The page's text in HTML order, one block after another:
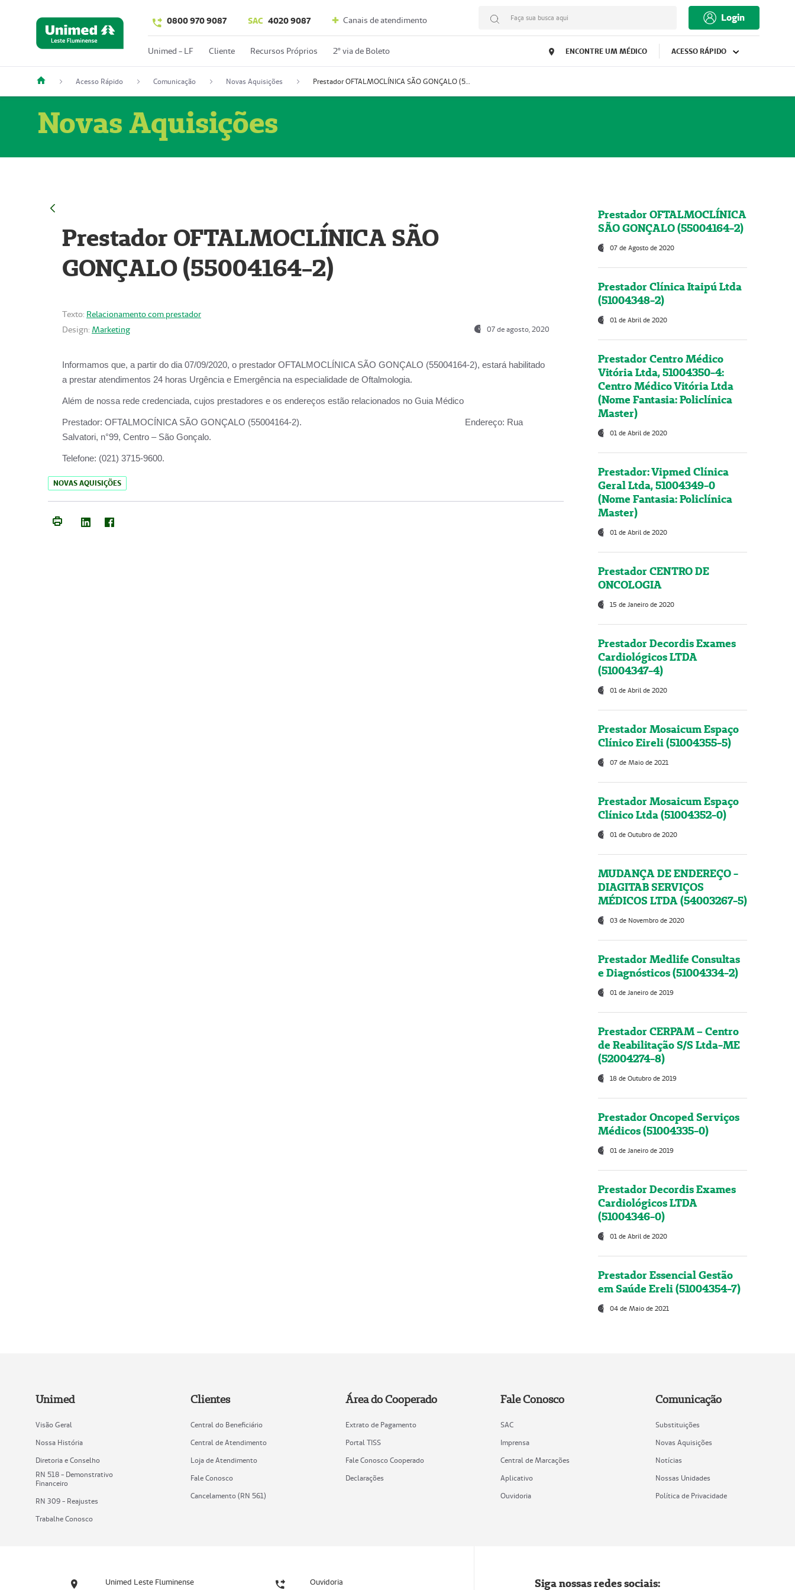
0800 970 9087 SAC 4020 9087 Canais de atendimento Faça sua busca aqui Login
Unimed - LF Cliente Recursos Próprios 2º via de Boleto ENCONTRE UM MÉDICO ACESSO RÁPIDO
Acesso Rápido Comunicação Novas Aquisições Prestador OFTALMOCLÍNICA SÃO GONÇALO (55004164-2)
Novas Aquisições
Prestador OFTALMOCLÍNICA SÃO
GONÇALO (55004164-2)
Texto: Relacionamento com prestador
Design: Marketing 07 de agosto, 2020
Informamos que, a partir do dia 07/09/2020, o prestador OFTALMOCLÍNICA SÃO GONÇALO (55004164-2), estará habilitado
a prestar atendimentos 24 horas Urgência e Emergência na especialidade de Oftalmologia.
Além de nossa rede credenciada, cujos prestadores e os endereços estão relacionados no Guia Médico
Prestador: OFTALMOCÍNICA SÃO GONÇALO (55004164-2). Endereço: Rua
Salvatori, n°99, Centro – São Gonçalo.
Telefone: (021) 3715-9600.
NOVAS AQUISIÇÕES
Prestador OFTALMOCLÍNICA
SÃO GONÇALO (55004164-2)
07 de Agosto de 2020
Prestador Clínica Itaipú Ltda
(51004348-2)
01 de Abril de 2020
Prestador Centro Médico
Vitória Ltda, 51004350-4:
Centro Médico Vitória Ltda
(Nome Fantasia: Policlínica
Master)
01 de Abril de 2020
Prestador: Vipmed Clínica
Geral Ltda, 51004349-0
(Nome Fantasia: Policlínica
Master)
01 de Abril de 2020
Prestador CENTRO DE
ONCOLOGIA
15 de Janeiro de 2020
Prestador Decordis Exames
Cardiológicos LTDA
(51004347-4)
01 de Abril de 2020
Prestador Mosaicum Espaço
Clínico Eireli (51004355-5)
07 de Maio de 2021
Prestador Mosaicum Espaço
Clínico Ltda (51004352-0)
01 de Outubro de 2020
MUDANÇA DE ENDEREÇO -
DIAGITAB SERVIÇOS
MÉDICOS LTDA (54003267-5)
03 de Novembro de 2020
Prestador Medlife Consultas
e Diagnósticos (51004334-2)
01 de Janeiro de 2019
Prestador CERPAM – Centro
de Reabilitação S/S Ltda-ME
(52004274-8)
18 de Outubro de 2019
Prestador Oncoped Serviços
Médicos (51004335-0)
01 de Janeiro de 2019
Prestador Decordis Exames
Cardiológicos LTDA
(51004346-0)
01 de Abril de 2020
Prestador Essencial Gestão
em Saúde Ereli (51004354-7)
04 de Maio de 2021
Unimed
Visão Geral
Nossa História
Diretoria e Conselho
RN 518 - Demonstrativo
Financeiro
RN 309 - Reajustes
Trabalhe Conosco
Clientes
Central do Beneficiário
Central de Atendimento
Loja de Atendimento
Fale Conosco
Cancelamento (RN 561)
Área do Cooperado
Extrato de Pagamento
Portal TISS
Fale Conosco Cooperado
Declarações
Fale Conosco
SAC
Imprensa
Central de Marcações
Aplicativo
Ouvidoria
Comunicação
Substituições
Novas Aquisições
Notícias
Nossas Unidades
Política de Privacidade
Unimed Leste Fluminense Ouvidoria Siga nossas redes sociais: